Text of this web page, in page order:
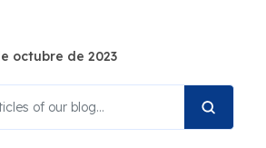
octubre de 2023